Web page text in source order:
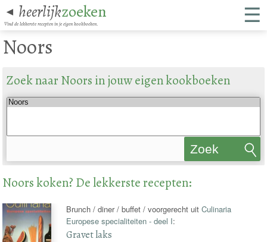
◄ heerlijkzoeken
Vind de lekkerste recepten in je eigen kookboeken. ☰
Noors
Zoek naar Noors in jouw eigen kookboeken
Zoek
Noors koken? De lekkerste recepten:
Brunch / diner / buffet / voorgerecht uitCulinaria
Europese specialiteiten - deel I:
Gravet laks